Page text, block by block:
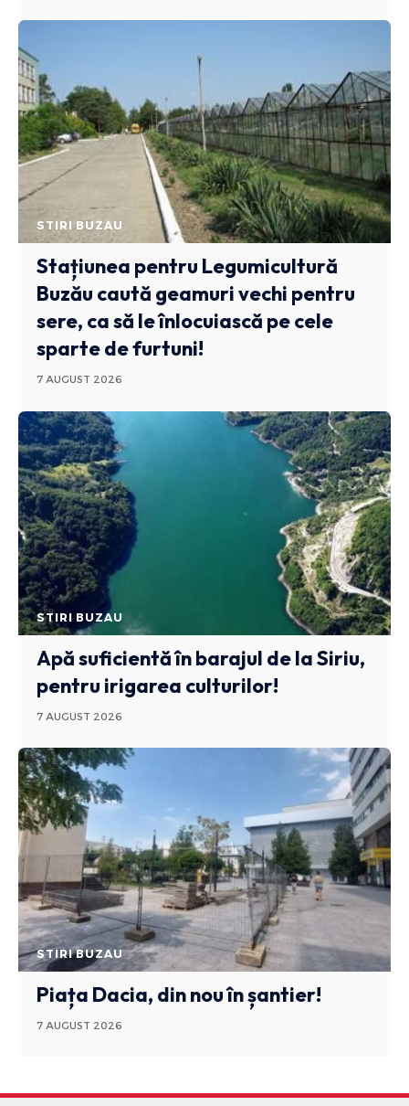
STIRI BUZAU
Stațiunea pentru Legumicultură
Buzău caută geamuri vechi pentru
sere, ca să le înlocuiască pe cele
sparte de furtuni!
7 AUGUST 2026
STIRI BUZAU
Apă suficientă în barajul de la Siriu,
pentru irigarea culturilor!
7 AUGUST 2026
STIRI BUZAU
Piața Dacia, din nou în șantier!
7 AUGUST 2026